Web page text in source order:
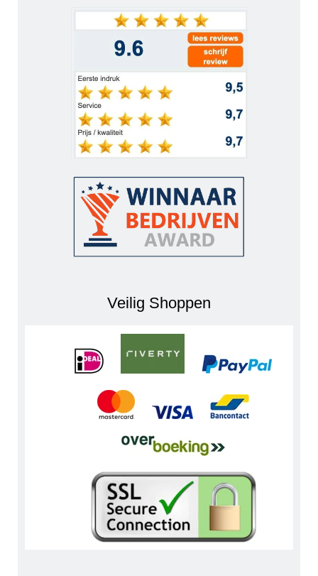
Veilig Shoppen